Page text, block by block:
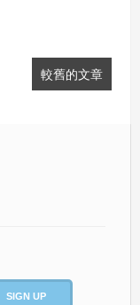
較舊的文章